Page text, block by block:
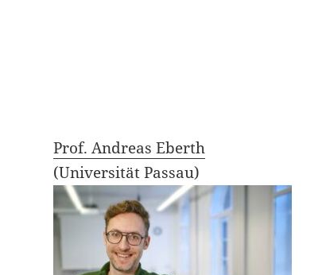
Prof. Andreas Eberth
(Universität Passau)